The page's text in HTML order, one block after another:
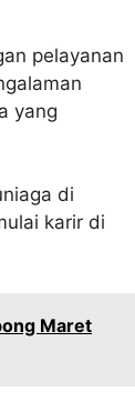
pelayanan
yang
di
karir di
Maret